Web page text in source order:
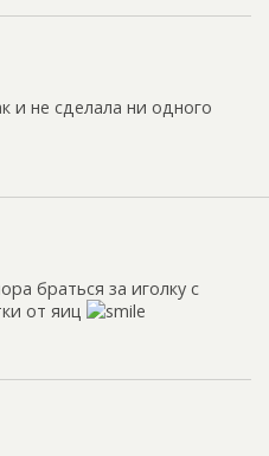
и не сделала ни одного
браться за иголку с
от яиц